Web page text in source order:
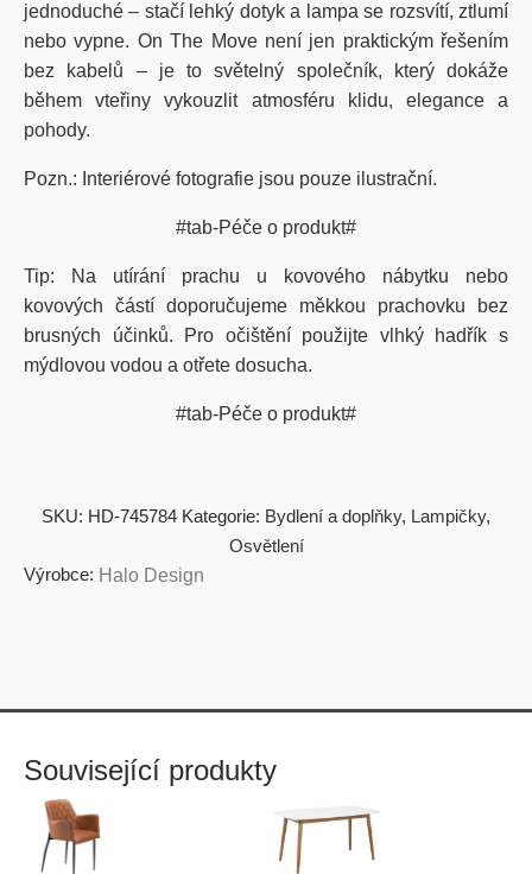
jednoduché – stačí lehký dotyk a lampa se rozsvítí, ztlumí
nebo vypne. OnThe Movenení jen praktickým řešením
bez kabelů – je tosvětelný společník, který dokáže
během vteřiny vykouzlit atmosféru klidu, elegance a
pohody.
Pozn.: Interiérové fotografie jsou pouze ilustrační.
#tab-Péče o produkt#
Tip: Na utírání prachu u kovového nábytku nebo
kovových částí doporučujeme měkkou prachovku bez
brusných účinků. Pro očištění použijte vlhký hadřík s
mýdlovou vodou a otřete dosucha.
#tab-Péče o produkt#
SKU: HD-745784 Kategorie: Bydlení a doplňky, Lampičky,
Osvětlení
Výrobce: Halo Design
Související produkty